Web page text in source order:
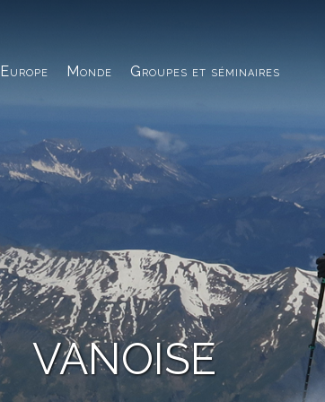
Europe Monde Groupes et séminaires
VANOISE